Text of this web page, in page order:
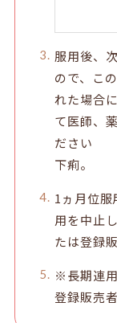
服用後、
ので、こ
れた場合
て医師、
ださい
下痢。
1ヵ月位服
用を中止
たは登録
※長期連
登録販売